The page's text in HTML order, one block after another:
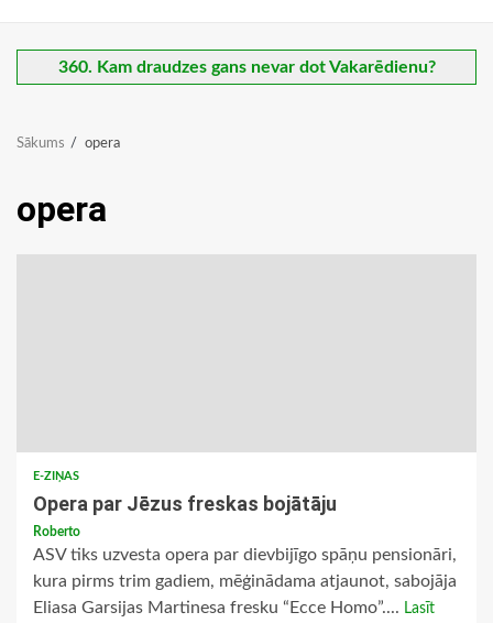
360. Kam draudzes gans nevar dot Vakarēdienu?
Sākums opera
opera
E-ZIŅAS
Opera par Jēzus freskas bojātāju
Roberto
ASV tiks uzvesta opera par dievbijīgo spāņu pensionāri,
kura pirms trim gadiem, mēģinādama atjaunot, sabojāja
Eliasa Garsijas Martinesa fresku “Ecce Homo”.... Lasīt